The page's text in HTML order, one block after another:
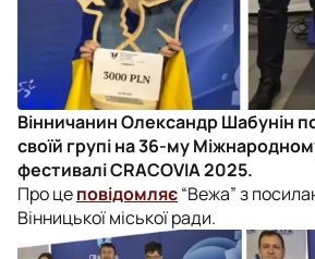
Вінничанин Олександр Шабунін
своїй групі на 36-му
фестивалі CRACOVIA 2025.
Про цеповідомляє“Вежа” з
Вінницької міської ради.